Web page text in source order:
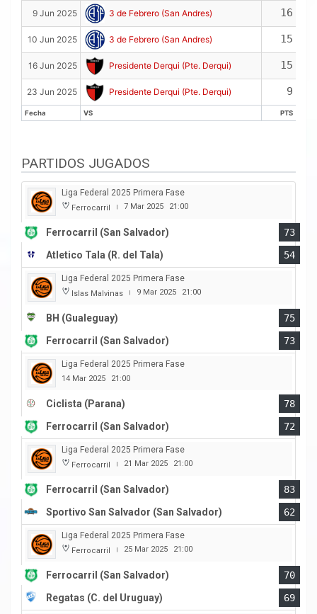
Fecha VS PTS
9 Jun 2025 3 de Febrero (San Andres) 16
10 Jun 2025 3 de Febrero (San Andres) 15
16 Jun 2025 Presidente Derqui (Pte. Derqui) 15
23 Jun 2025 Presidente Derqui (Pte. Derqui) 9
Fecha VS PTS
PARTIDOS JUGADOS
Liga Federal 2025 Primera Fase
Ferrocarril | 7 Mar 2025 21:00
Ferrocarril (San Salvador)
73
Atletico Tala (R. del Tala)
54
Liga Federal 2025 Primera Fase
Islas Malvinas | 9 Mar 2025 21:00
BH (Gualeguay)
75
Ferrocarril (San Salvador)
73
Liga Federal 2025 Primera Fase
14 Mar 2025 21:00
Ciclista (Parana)
78
Ferrocarril (San Salvador)
72
Liga Federal 2025 Primera Fase
Ferrocarril | 21 Mar 2025 21:00
Ferrocarril (San Salvador)
83
Sportivo San Salvador (San Salvador)
62
Liga Federal 2025 Primera Fase
Ferrocarril | 25 Mar 2025 21:00
Ferrocarril (San Salvador)
70
Regatas (C. del Uruguay)
69